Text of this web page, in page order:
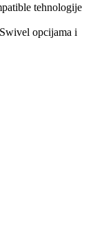
tehnologije
opcijama i